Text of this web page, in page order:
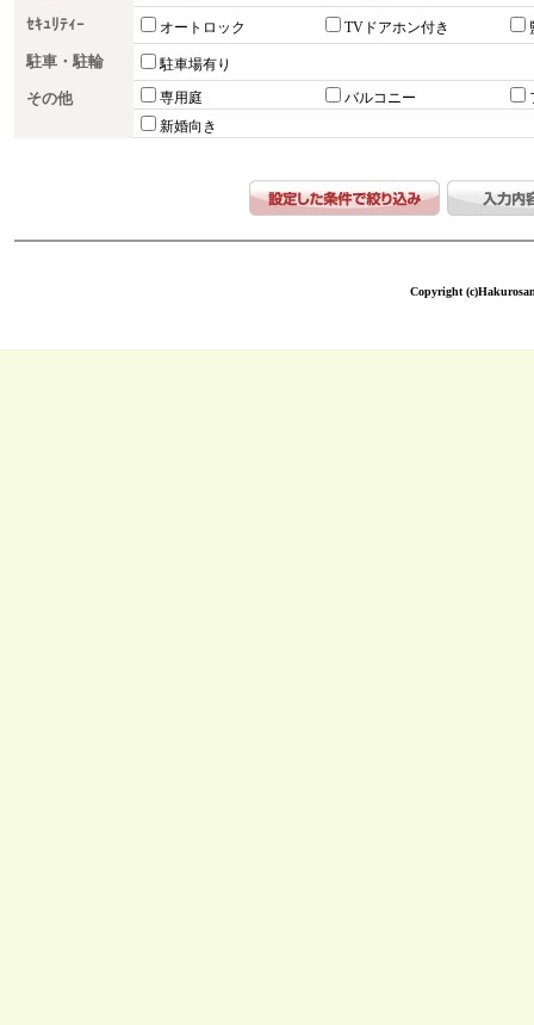
ｾｷｭﾘﾃｨｰ オートロック TVドアホン付き
駐車・駐輪 駐車場有り
その他 専用庭 バルコニー
新婚向き
Copyright